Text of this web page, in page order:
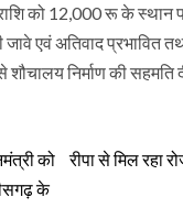
राशि को 12,000 रू के
एवं अतिवाद प्रभावित
शौचालय निर्माण की सहमति
को
के
रीपा से मिल रहा